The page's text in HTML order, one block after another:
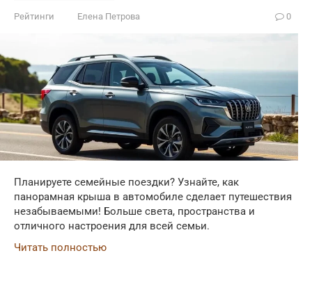
Рейтинги Елена Петрова 0
Планируете семейные поездки? Узнайте, как
панорамная крыша в автомобиле сделает путешествия
незабываемыми! Больше света, пространства и
отличного настроения для всей семьи.
Читать полностью